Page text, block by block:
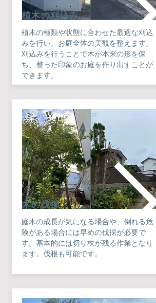
​植木の刈込み
植木の種類や状態に合わせた最適な刈込
みを行い、お庭全体の美観を整えます。
刈込みを行うことで木が本来の形を保
ち、整った印象のお庭を作り出すことが
できます。
​木の伐採
庭木の成長が気になる場合や、倒れる危
険がある場合には早めの伐採が必要で
す。基本的には切り株が残る作業となり
ます。伐根も可能です。